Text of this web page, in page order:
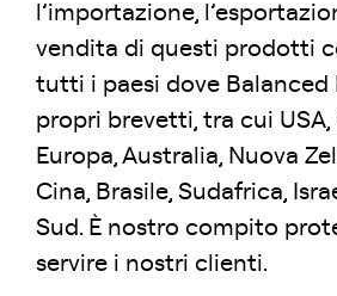
l’importazione,
vendita di questi prodotti
tutti i paesi dove Balanced
propri brevetti, tra cui USA,
Europa, Australia, Nuova
Cina, Brasile, Sudafrica,
Sud. È nostro compito
servire i nostri clienti.